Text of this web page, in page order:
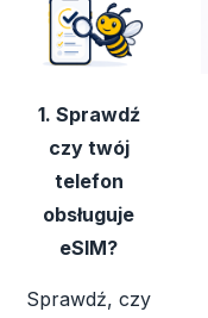
1. Sprawdź
czy twój
telefon
obsługuje
eSIM?
Sprawdź, czy